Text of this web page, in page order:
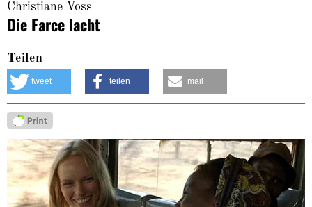
Christiane Voss
Die Farce lacht
Teilen
tweet teilen mail